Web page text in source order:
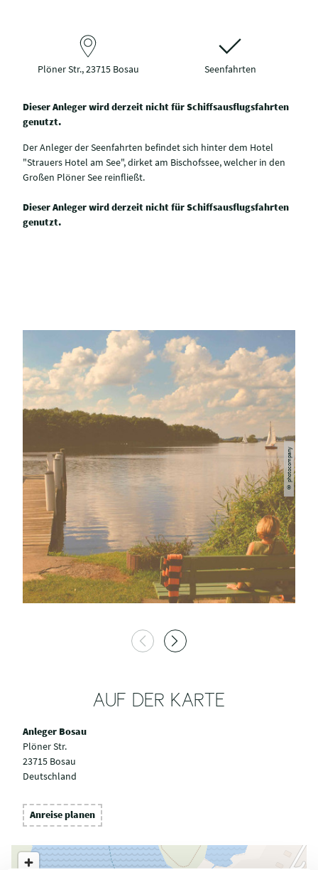
Plöner Str., 23715 Bosau Seenfahrten
Dieser Anleger wird derzeit nicht für Schiffsausflugsfahrten
genutzt.
Der Anleger der Seenfahrten befindet sich hinter dem Hotel
"Strauers Hotel am See", dirket am Bischofssee, welcher in den
Großen Plöner See reinfließt.
Dieser Anleger wird derzeit nicht für Schiffsausflugsfahrten
genutzt.
© photocompany
AUF DER KARTE
Anleger Bosau
Plöner Str.
23715 Bosau
Deutschland
Anreise planen